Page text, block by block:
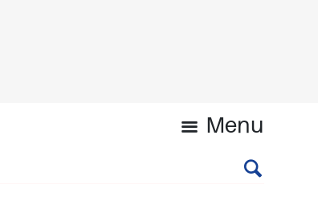
Menu